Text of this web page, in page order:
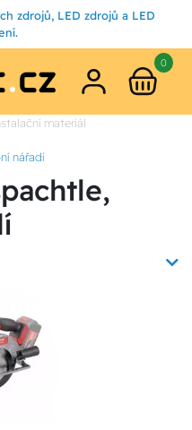
zdrojů, LED zdrojů a LED
0
materiál
nářadí